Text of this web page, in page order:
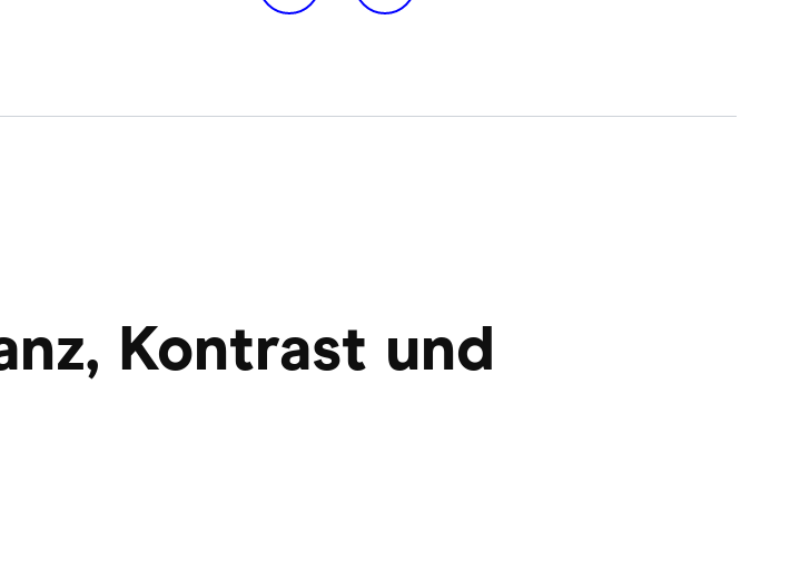
Kontrast und